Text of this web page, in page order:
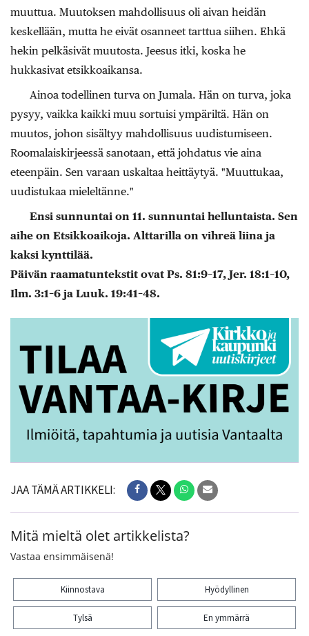
muuttua. Muutoksen mahdollisuus oli aivan heidän
keskellään, mutta he eivät osanneet tarttua siihen. Ehkä
hekin pelkäsivät muutosta. Jeesus itki, koska he
hukkasivat etsikkoaikansa.
Ainoa todellinen turva on Jumala. Hän on turva, joka
pysyy, vaikka kaikki muu sortuisi ympäriltä. Hän on
muutos, johon sisältyy mahdollisuus uudistumiseen.
Roomalaiskirjeessä sanotaan, että johdatus vie aina
eteenpäin. Sen varaan uskaltaa heittäytyä. "Muuttukaa,
uudistukaa mieleltänne."
Ensi sunnuntai on 11. sunnuntai helluntaista. Sen
aihe on Etsikkoaikoja. Alttarilla on vihreä liina ja
kaksi kynttilää.
Päivän raamatuntekstit ovat Ps. 81:9–17, Jer. 18:1–10,
Ilm. 3:1–6 ja Luuk. 19:41–48.
JAA TÄMÄ ARTIKKELI:
Mitä mieltä olet artikkelista?
Vastaa ensimmäisenä!
Kiinnostava Hyödyllinen
Tylsä En ymmärrä